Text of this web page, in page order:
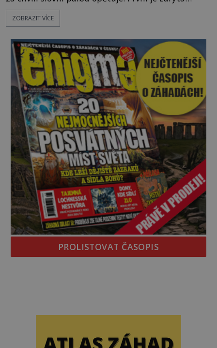
katolička, druhá přesvědčená kališnice. A každá z
nich se usídlí na jedné z věží slavného hradu
mezi vůdce protihusitského boje. Za manželku má
skutečně jistou
ZOBRAZIT VÍCE
PROLISTOVAT ČASOPIS